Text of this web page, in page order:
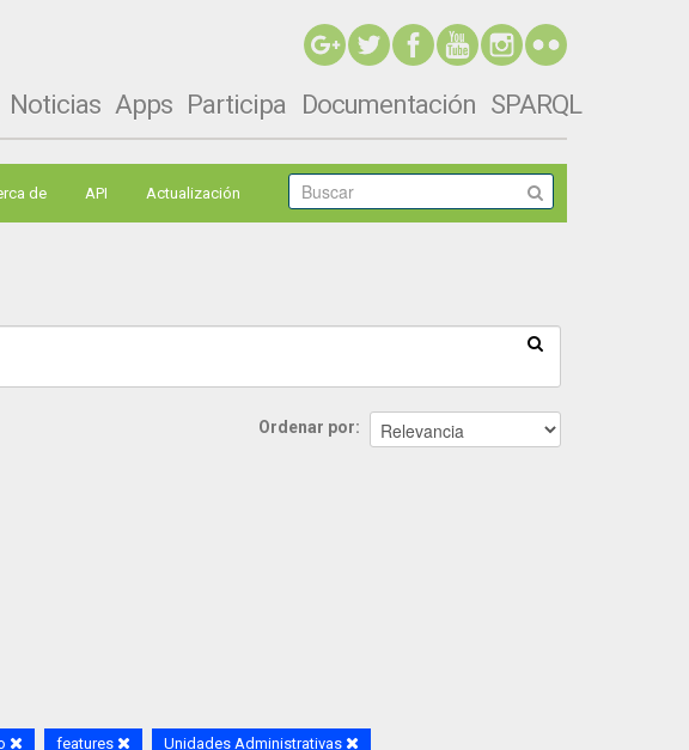
Noticias Apps Participa Documentación SPARQL
de API Actualización
Ordenar por
features Unidades Administrativas